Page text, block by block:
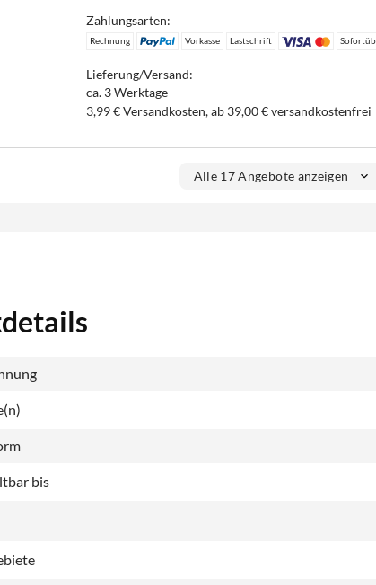
Zahlungsarten:
Rechnung Vorkasse Lastschrift
Lieferung/Versand:
ca. 3 Werktage
3,99 € Versandkosten, ab 39,00 € versandkostenfrei
Alle 17 Angebote anzeigen
bis